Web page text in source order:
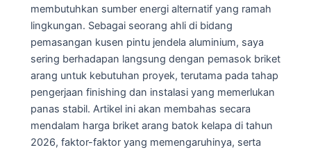
membutuhkan sumber energi alternatif yang ramah
lingkungan. Sebagai seorang ahli di bidang
pemasangan kusen pintu jendela aluminium, saya
sering berhadapan langsung dengan pemasok briket
arang untuk kebutuhan proyek, terutama pada tahap
pengerjaan finishing dan instalasi yang memerlukan
panas stabil. Artikel ini akan membahas secara
mendalam harga briket arang batok kelapa di tahun
2026, faktor-faktor yang memengaruhinya, serta